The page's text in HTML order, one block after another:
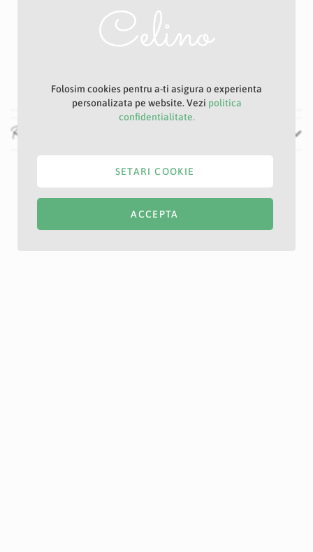
P39S
Recenzii
Folosim cookies pentru a-ti asigura o experienta
personalizata pe website. Vezi politica
confidentialitate.
ACCEPTA
SETARI COOKIE